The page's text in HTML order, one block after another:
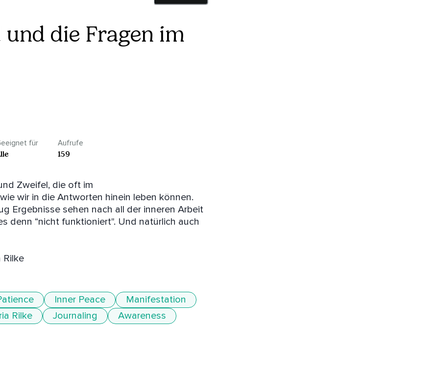
und die Fragen im
für Aufrufe
159
Zweifel, die oft im
wir in die Antworten hinein leben können.
Ergebnisse sehen nach all der inneren Arbeit
denn “nicht funktioniert". Und natürlich auch
Rilke
Inner Peace
Manifestation
Rilke Journaling
Awareness